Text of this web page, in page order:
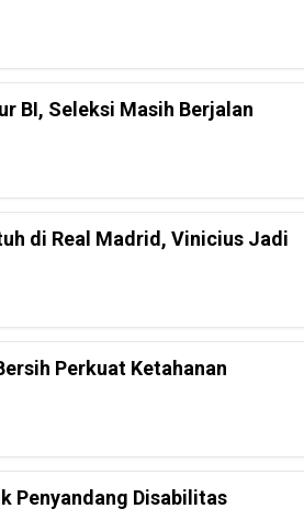
BI, Seleksi Masih Berjalan
di Real Madrid, Vinicius Jadi
Perkuat Ketahanan
Penyandang Disabilitas